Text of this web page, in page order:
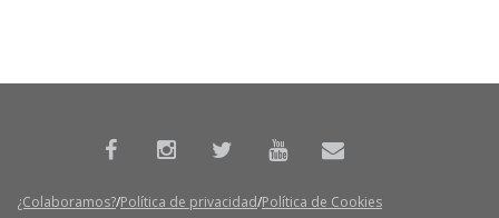
¿Colaboramos? Política de privacidad Política de Cookies